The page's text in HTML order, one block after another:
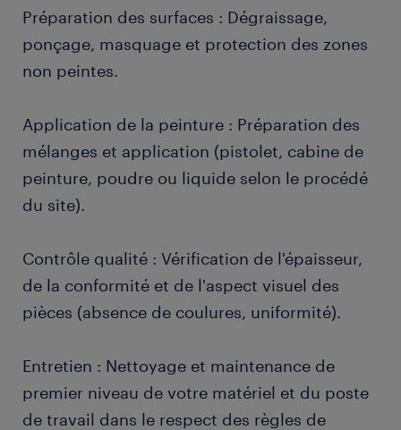
Préparation des surfaces : Dégraissage,
ponçage, masquage et protection des zones
non peintes.
Application de la peinture : Préparation des
mélanges et application (pistolet, cabine de
peinture, poudre ou liquide selon le procédé
du site).
Contrôle qualité : Vérification de l'épaisseur,
de la conformité et de l'aspect visuel des
pièces (absence de coulures, uniformité).
Entretien : Nettoyage et maintenance de
premier niveau de votre matériel et du poste
de travail dans le respect des règles de